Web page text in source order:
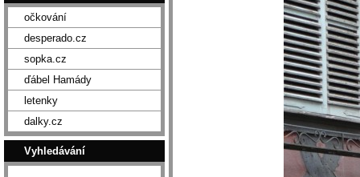
očkování
desperado.cz
sopka.cz
ďábel Hamády
letenky
dalky.cz
Vyhledávání